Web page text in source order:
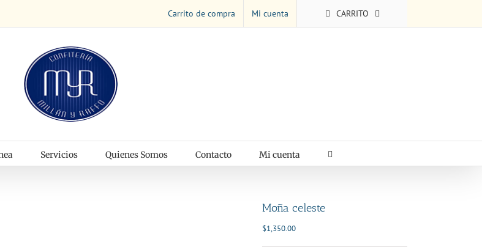
Carrito de compra Mi cuenta CARRITO
Servicios Quienes Somos Contacto Mi cuenta
Moña celeste
$1,350.00